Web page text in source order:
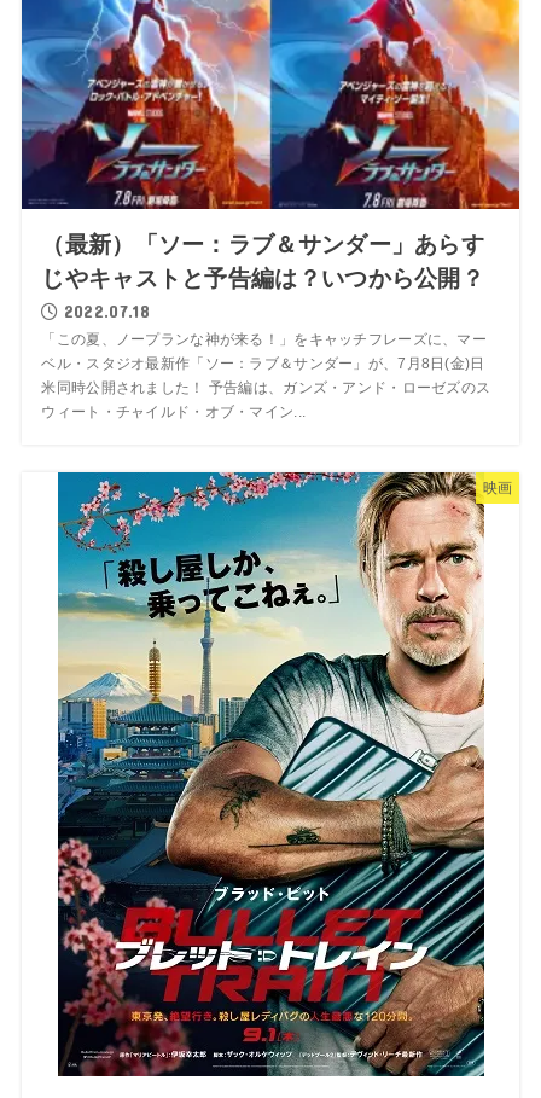
（最新）「ソー：ラブ＆サンダー」あらす
じやキャストと予告編は？いつから公開？
2022.07.18
「この夏、ノープランな神が来る！」をキャッチフレーズに、マー
ベル・スタジオ最新作「ソー：ラブ＆サンダー」が、7月8日(金)日
米同時公開されました！ 予告編は、ガンズ・アンド・ローゼズのス
ウィート・チャイルド・オブ・マイン...
映画